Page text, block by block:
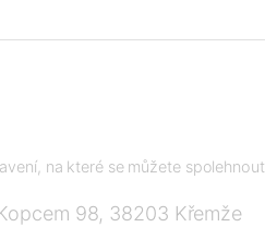
na které se můžete spolehnout
98, 38203 Křemže